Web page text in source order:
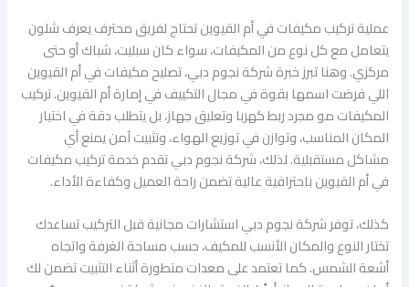
عملية تركيب مكيفات في أم القيوين تحتاج لفريق محترف يعرف شلون
يتعامل مع كل نوع من المكيفات، سواء كان سبليت، شباك أو حتى
مركزي. وهنا تبرز خبرة شركة نجوم دبي، تصليح مكيفات في أم القيوين
اللي فرضت اسمها بقوة في مجال التكييف في إمارة أم القيوين. تركيب
المكيفات مو مجرد ربط كهربا وتعليق جهاز، بل يتطلب دقة في اختيار
المكان المناسب، وتوازن في توزيع الهواء، وتثبيت آمن يمنع أي
مشاكل مستقبلية. لذلك، شركة نجوم دبي تقدم خدمة تركيب مكيفات
في أم القيوين باحترافية عالية تضمن راحة العميل وكفاءة الأداء.
كذلك، توفر شركة نجوم دبي استشارات مجانية قبل التركيب تساعدك
تختار النوع والمكان الأنسب للمكيف، حسب مساحة الغرفة واتجاه
أشعة الشمس. كما تعتمد على معدات متطورة أثناء التثبيت تضمن لك